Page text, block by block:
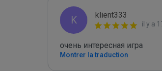
K klient333
il y a
очень интересная игра
Montrer la traduction